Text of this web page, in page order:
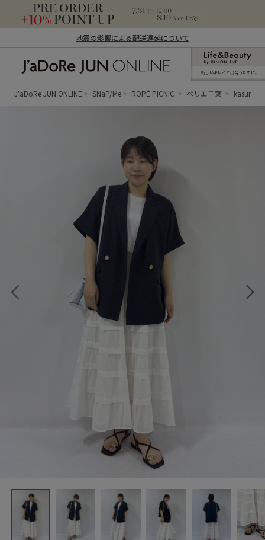
地震の影響による配送遅延について
ン オンライン）
新しいキレイと出合うために。
J'aDoRe JUN ONLINE SNaP/Me ROPÉ PICNIC ペリエ千葉 kasumi